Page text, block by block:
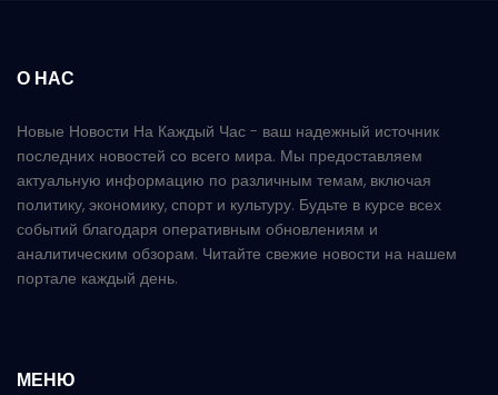
О НАС
Новые Новости На Каждый Час - ваш надежный источник
последних новостей со всего мира. Мы предоставляем
актуальную информацию по различным темам, включая
политику, экономику, спорт и культуру. Будьте в курсе всех
событий благодаря оперативным обновлениям и
аналитическим обзорам. Читайте свежие новости на нашем
портале каждый день.
МЕНЮ